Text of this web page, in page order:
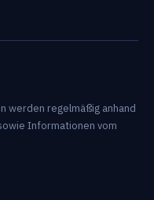
werden regelmäßig anhand
Informationen vom